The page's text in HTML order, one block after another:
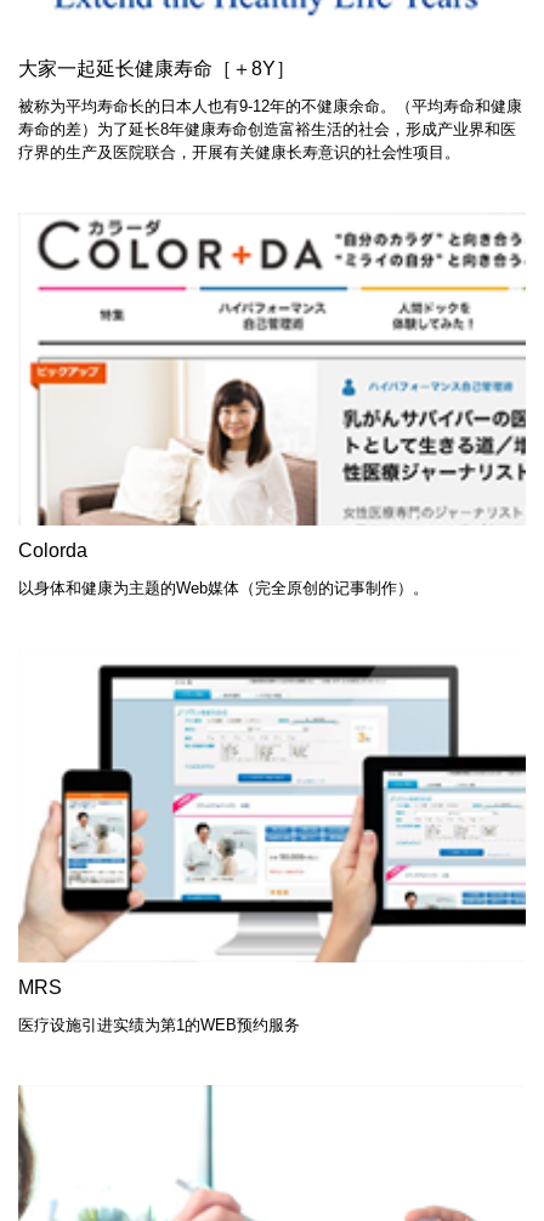
大家一起延长健康寿命［＋8Y］
被称为平均寿命长的日本人也有9-12年的不健康余命。（平均寿命和健康
寿命的差）为了延长8年健康寿命创造富裕生活的社会，形成产业界和医
疗界的生产及医院联合，开展有关健康长寿意识的社会性项目。
Colorda
以身体和健康为主题的Web媒体（完全原创的记事制作）。
MRS
医疗设施引进实绩为第1的WEB预约服务